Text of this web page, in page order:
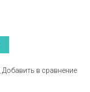
Добавить в сравнение